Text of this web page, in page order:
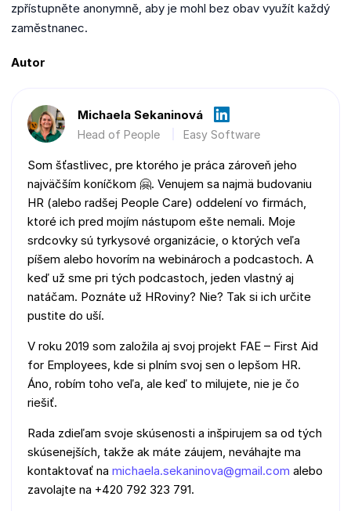
zpřístupněte anonymně, aby je mohl bez obav využít každý
zaměstnanec.
Autor
Michaela Sekaninová
Head of People Easy Software
Som šťastlivec, pre ktorého je práca zároveň jeho
najväčším koníčkom 🤗. Venujem sa najmä budovaniu
HR (alebo radšej People Care) oddelení vo firmách,
ktoré ich pred mojím nástupom ešte nemali. Moje
srdcovky sú tyrkysové organizácie, o ktorých veľa
píšem alebo hovorím na webinároch a podcastoch. A
keď už sme pri tých podcastoch, jeden vlastný aj
natáčam. Poznáte už HRoviny? Nie? Tak si ich určite
pustite do uší.
V roku 2019 som založila aj svoj projekt FAE – First Aid
for Employees, kde si plním svoj sen o lepšom HR.
Áno, robím toho veľa, ale keď to milujete, nie je čo
riešiť.
Rada zdieľam svoje skúsenosti a inšpirujem sa od tých
skúsenejších, takže ak máte záujem, neváhajte ma
kontaktovať na michaela.sekaninova@gmail.com alebo
zavolajte na +420 792 323 791.